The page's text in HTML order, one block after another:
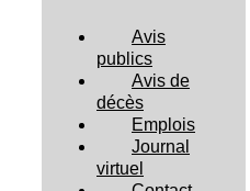
Avis
publics
Avis de
décès
Emplois
Journal
virtuel